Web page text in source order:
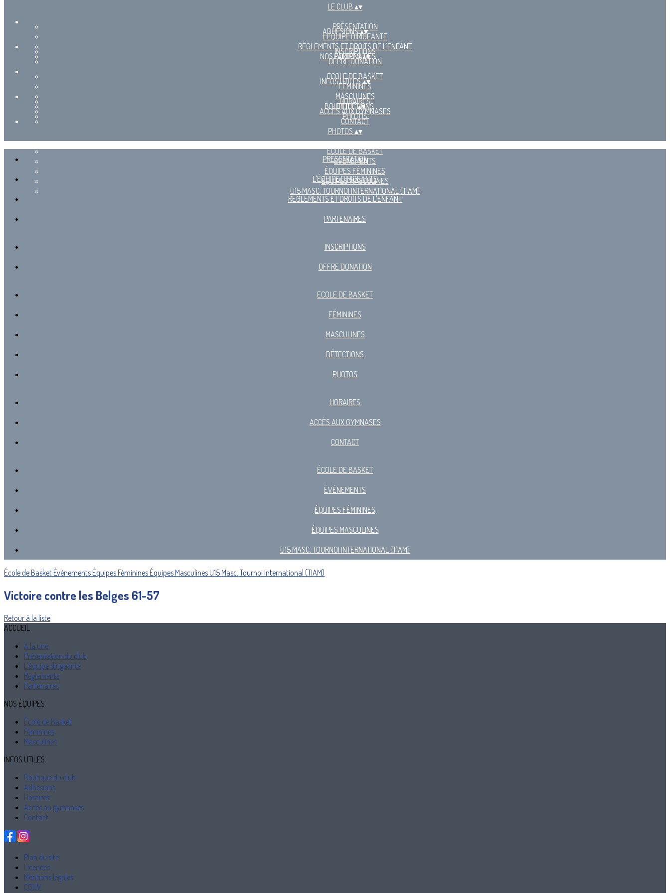
LE CLUB ▴▾
PRÉSENTATION
L'ÉQUIPE DIRIGEANTE
RÈGLEMENTS ET DROITS DE L'ENFANT
PARTENAIRES
ADHÉSIONS▴▾
INSCRIPTIONS
OFFRE DONATION
NOS ÉQUIPES▴▾
ECOLE DE BASKET
FÉMININES
MASCULINES
DÉTECTIONS
PHOTOS
INFOS UTILES▴▾
HORAIRES
ACCÈS AUX GYMNASES
CONTACT
BOUTIQUE▴▾
PHOTOS ▴▾
ÉCOLE DE BASKET
ÉVÈNEMENTS
ÉQUIPES FÉMININES
ÉQUIPES MASCULINES
U15 MASC. TOURNOI INTERNATIONAL (TIAM)
PRÉSENTATION
L'ÉQUIPE DIRIGEANTE
RÈGLEMENTS ET DROITS DE L'ENFANT
PARTENAIRES
INSCRIPTIONS
OFFRE DONATION
ECOLE DE BASKET
FÉMININES
MASCULINES
DÉTECTIONS
PHOTOS
HORAIRES
ACCÈS AUX GYMNASES
CONTACT
ÉCOLE DE BASKET
ÉVÈNEMENTS
ÉQUIPES FÉMININES
ÉQUIPES MASCULINES
U15 MASC. TOURNOI INTERNATIONAL (TIAM)
École de BasketÉvènementsÉquipes FémininesÉquipes MasculinesU15 Masc. Tournoi International (TIAM)
Victoire contre les Belges 61-57
Retour à la liste
ACCUEIL
A la une
Présentation du club
L'équipe dirigeante
Règlements
Partenaires
NOS ÉQUIPES
École de Basket
Féminines
Masculines
INFOS UTILES
Boutique du club
Adhésions
Horaires
Accès au gymnases
Contact
Plan du site
Licences
Mentions légales
CGUV